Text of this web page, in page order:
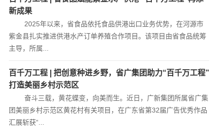
新成果
2025年以来，省食品依托食品供港出口业务优势，在河源市
紫金县扎实推进供港水产订单养殖合作项目。该项目由省食品统筹
主导，所属...
百千万工程 | 把创意种进乡野，省广集团助力“百千万工程”
打造美丽乡村示范区
奋斗三载，黄花蝶变，向美而生。近日，广新集团所属省广集
团美丽乡村示范区黄花村有关项目，在广东省第32届广告优秀作品
汇展斩获“...